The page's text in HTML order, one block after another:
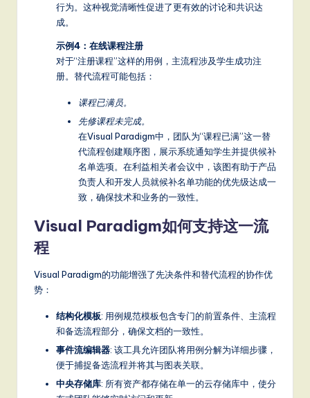
行为。这种视觉清晰性促进了更有效的讨论和共识达
成。
示例4：在线课程注册
对于“注册课程”这样的用例，主流程涉及学生成功注
册。替代流程可能包括：
课程已满员。
先修课程未完成。
在Visual Paradigm中，团队为“课程已满”这一替
代流程创建顺序图，展示系统通知学生并提供候补
名单选项。在利益相关者会议中，该图有助于产品
负责人和开发人员就候补名单功能的优先级达成一
致，确保技术和业务的一致性。
Visual Paradigm如何支持这一流
程
Visual Paradigm的功能增强了先决条件和替代流程的协作优
势：
结构化模板: 用例规范模板包含专门的前置条件、主流程
和备选流程部分，确保文档的一致性。
事件流编辑器: 该工具允许团队将用例分解为详细步骤，
便于捕捉备选流程并将其与图表关联。
中央存储库: 所有资产都存储在单一的云存储库中，使分